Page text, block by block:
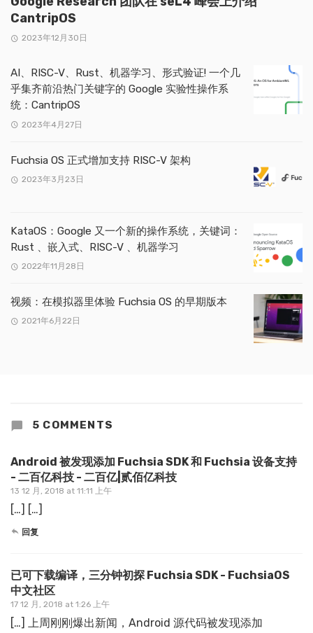
CantripOS
2023年12月30日
AI、RISC-V、Rust、机器学习、形式验证! 一个几
乎集齐前沿热门关键字的 Google 实验性操作系
统：CantripOS
2023年4月27日
Fuchsia OS 正式增加支持 RISC-V 架构
2023年3月23日
KataOS：Google 又一个新的操作系统，关键词：
Rust 、嵌入式、RISC-V 、机器学习
2022年11月28日
视频：在模拟器里体验 Fuchsia OS 的早期版本
2021年6月22日
5 COMMENTS
Android 被发现添加 Fuchsia SDK 和 Fuchsia 设备支持
- 二百亿科技 - 二百亿|贰佰亿科技
13 12 月, 2018 at 11:11 上午
[…] […]
回复
已可下载编译，三分钟初探 Fuchsia SDK - FuchsiaOS
中文社区
17 12 月, 2018 at 1:26 上午
[…] 上周刚刚爆出新闻，Android 源代码被发现添加